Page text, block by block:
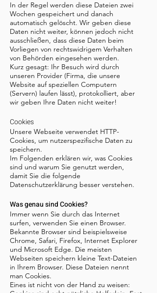
In der Regel werden diese Dateien zwei
Wochen gespeichert und danach
automatisch gelöscht. Wir geben diese
Daten nicht weiter, können jedoch nicht
ausschließen, dass diese Daten beim
Vorliegen von rechtswidrigem Verhalten
von Behörden eingesehen werden.
Kurz gesagt: Ihr Besuch wird durch
unseren Provider (Firma, die unsere
Website auf speziellen Computern
(Servern) laufen lässt), protokolliert, aber
wir geben Ihre Daten nicht weiter!
Cookies
Unsere Webseite verwendet HTTP-
Cookies, um nutzerspezifische Daten zu
speichern.
Im Folgenden erklären wir, was Cookies
sind und warum Sie genutzt werden,
damit Sie die folgende
Datenschutzerklärung besser verstehen.
Was genau sind Cookies?
Immer wenn Sie durch das Internet
surfen, verwenden Sie einen Browser.
Bekannte Browser sind beispielsweise
Chrome, Safari, Firefox, Internet Explorer
und Microsoft Edge. Die meisten
Webseiten speichern kleine Text-Dateien
in Ihrem Browser. Diese Dateien nennt
man Cookies.
Eines ist nicht von der Hand zu weisen: